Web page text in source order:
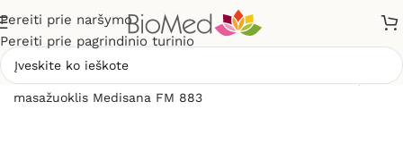
Pereiti prie naršymo
Pereiti prie pagrindinio turinio
masažuoklis Medisana FM 883